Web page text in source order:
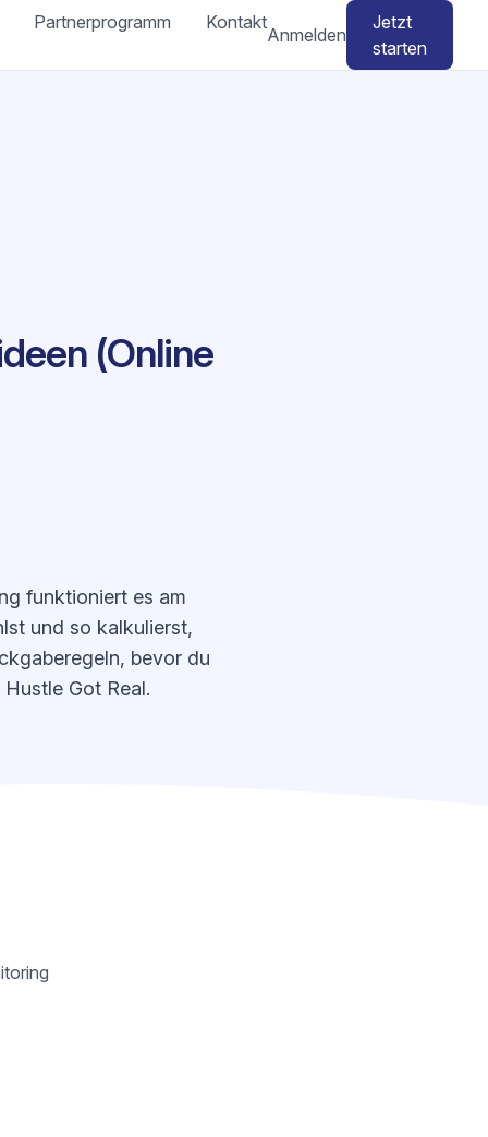
Partnerprogramm Kontakt
Anmelden
Jetzt
starten
(Online
funktioniert es am
und so kalkulierst,
bevor du
Got Real.